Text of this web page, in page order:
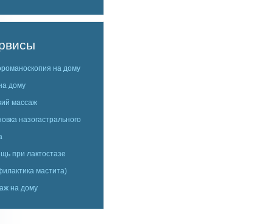
на дому
дому
массаж
назогастрального
при лактостазе
мастита)
на дому